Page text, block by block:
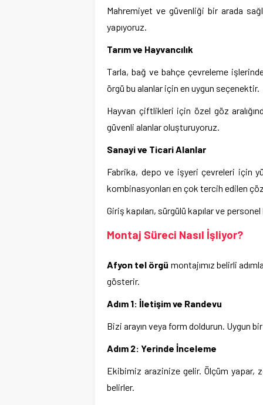
Mahremiyet ve güvenliği bir arada
yapıyoruz.
Tarım ve Hayvancılık
Tarla, bağ ve bahçe çevreleme
örgü bu alanlar için en uygun seçenektir.
Hayvan çiftlikleri için özel göz
güvenli alanlar oluşturuyoruz.
Sanayi ve Ticari Alanlar
Fabrika, depo ve işyeri çevreleri için
kombinasyonları en çok tercih edilen
Giriş kapıları, sürgülü kapılar ve
Montaj Süreci Nasıl İşliyor?
Afyon tel örgü montajımız belirli
gösterir.
Adım 1: İletişim ve Randevu
Bizi arayın veya form doldurun. Uygun
Adım 2: Yerinde İnceleme
Ekibimiz arazinize gelir. Ölçüm yapar,
belirler.